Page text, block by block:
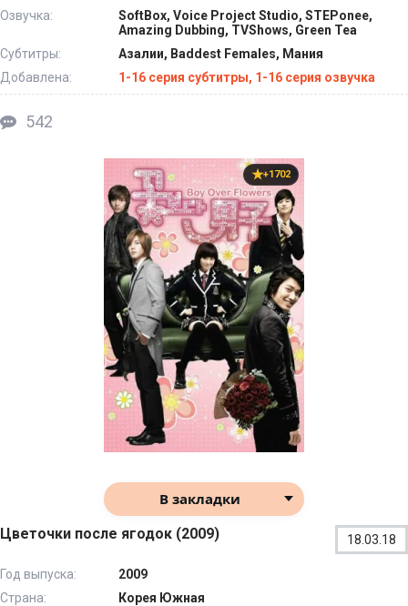
Озвучка:
SoftBox, Voice Project Studio, STEPonee,
Amazing Dubbing, TVShows, Green Tea
Субтитры:
Азалии, Baddest Females, Мания
Добавлена:
1-16 серия субтитры, 1-16 серия озвучка
542
+1702
В закладки
Цветочки после ягодок (2009) 18.03.18
Год выпуска:
2009
Страна:
Корея Южная